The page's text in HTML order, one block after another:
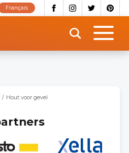
Français
Hout voor gevel